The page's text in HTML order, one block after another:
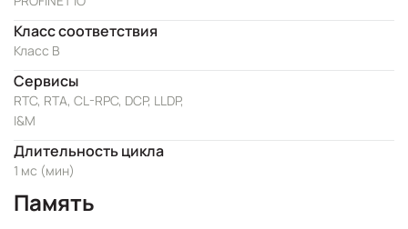
Класс соответствия
Класс B
Сервисы
RTC, RTA, CL-RPC, DCP, LLDP,
I&M
Длительность цикла
1 мс (мин)
Память